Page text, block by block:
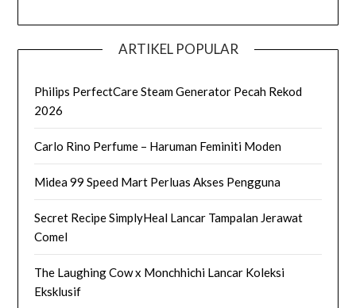
ARTIKEL POPULAR
Philips PerfectCare Steam Generator Pecah Rekod
2026
Carlo Rino Perfume – Haruman Feminiti Moden
Midea 99 Speed Mart Perluas Akses Pengguna
Secret Recipe SimplyHeal Lancar Tampalan Jerawat
Comel
The Laughing Cow x Monchhichi Lancar Koleksi
Eksklusif